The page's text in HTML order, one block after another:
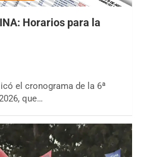
Horarios para la
el cronograma de la 6ª
que…